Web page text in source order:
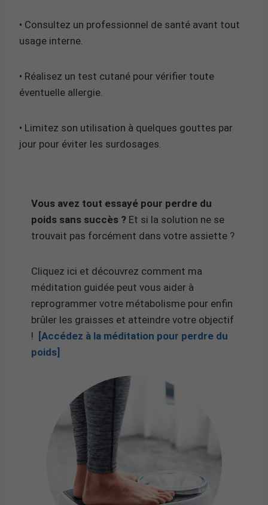
• Consultez un professionnel de santé avant tout
usage interne.
• Réalisez un test cutané pour vérifier toute
éventuelle allergie.
• Limitez son utilisation à quelques gouttes par
jour pour éviter les surdosages.
Vous avez tout essayé pour perdre du
poids sans succès ? Et si la solution ne se
trouvait pas forcément dans votre assiette ?
Cliquez ici et découvrez comment ma
méditation guidée peut vous aider à
reprogrammer votre métabolisme pour enfin
brûler les graisses et atteindre votre objectif
! [Accédez à la méditation pour perdre du
poids]